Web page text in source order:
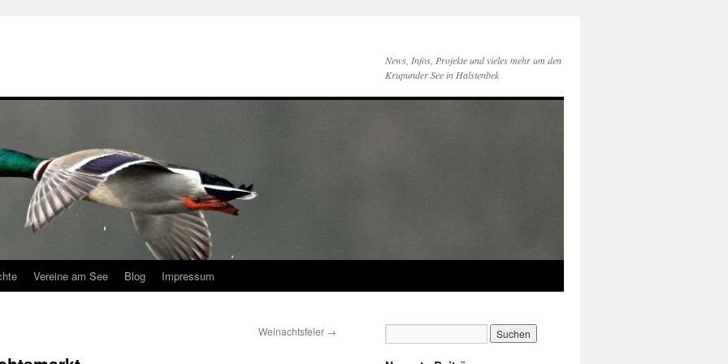
News, Infos, Projekte und vieles mehr um den
Krupunder See in Halstenbek
Vereine am See Blog Impressum
Weinachtsfeier →